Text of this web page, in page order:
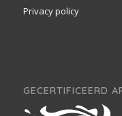
Privacy policy
GECERTIFICEERD